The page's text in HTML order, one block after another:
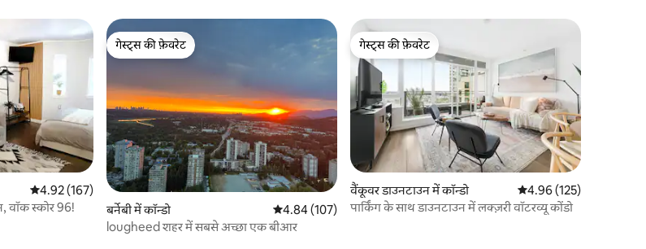
औसत रेटिंग 5 में से 4.92, 167 समीक्षाएँ
4.92 (167)
वॉक स्कोर 96!
गेस्ट्स की फ़ेवरेट
गेस्ट्स की फ़ेवरेट
बर्नेबी में कॉन्डो औसत रेटिंग 5 में से 4.84, 107 समीक्षाएँ
4.84 (107)
lougheed शहर में सबसे अच्छा एक बीआर
गेस्ट्स की फ़ेवरेट
गेस्ट्स की फ़ेवरेट
वैंकूवर डाउनटाउन में कॉन्डो औसत रेटिंग 5 में से 4.96,
4.96 (125)
पार्किंग के साथ डाउनटाउन में लक्ज़री वॉटरव्यू कोंडो